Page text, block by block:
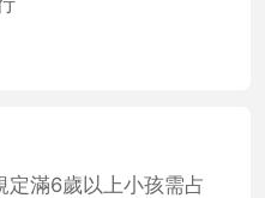
定滿6歲以上小孩需占